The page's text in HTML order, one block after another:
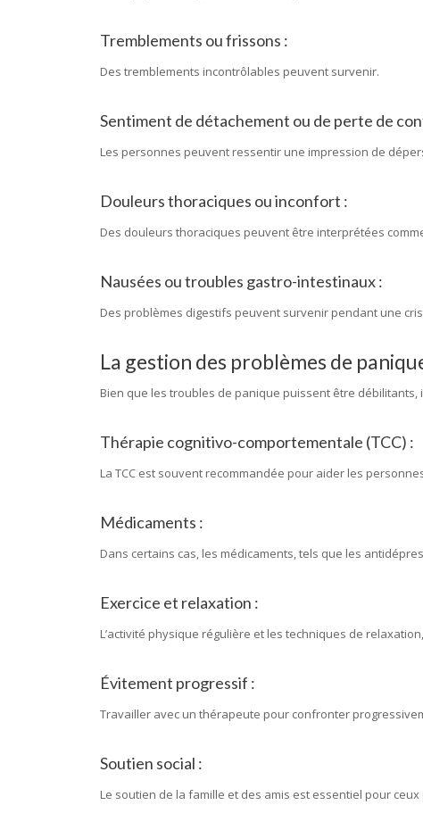
Tremblements ou frissons :
Des tremblements incontrôlables peuvent survenir.
Sentiment de détachement ou de perte de
Les personnes peuvent ressentir une impression de
Douleurs thoraciques ou inconfort :
Des douleurs thoraciques peuvent être interprétées
Nausées ou troubles gastro-intestinaux :
Des problèmes digestifs peuvent survenir pendant une
La gestion des problèmes de
Bien que les troubles de panique puissent être
Thérapie cognitivo-comportementale (TCC) :
La TCC est souvent recommandée pour aider les
Médicaments :
Dans certains cas, les médicaments, tels que les
Exercice et relaxation :
L’activité physique régulière et les techniques de
Évitement progressif :
Travailler avec un thérapeute pour confronter
Soutien social :
Le soutien de la famille et des amis est essentiel pour